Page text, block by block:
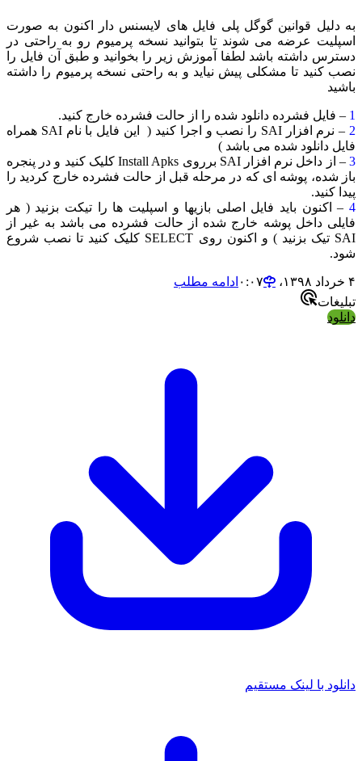
قوانین گوگل پلی فایل های لایسنس دار اکنون به صورت
عرضه می شوند تا بتوانید نسخه پرمیوم رو به راحتی در
داشته باشد لطفا آموزش زیر را بخوانید و طبق آن فایل را
تا مشکلی پیش نیاید و به راحتی نسخه پرمیوم را داشته
فشرده دانلود شده را از حالت فشرده خارج کنید.
– نرم افزار SAI را نصب و اجرا کنید ( این فایل با نام SAI همراه
دانلود شده می باشد )
– از داخل نرم افزار SAI برروی Install Apks کلیک کنید و در پنجره
پوشه ای که در مرحله قبل از حالت فشرده خارج کردید را
باید فایل اصلی بازیها و اسپلیت ها را تیکت بزنید ( هر
داخل پوشه خارج شده از حالت فشرده می باشد به غیر از
SAI تیک بزنید ) و اکنون روی SELECT کلیک کنید تا نصب شروع
ادامه مطلب
با لینک مستقیم